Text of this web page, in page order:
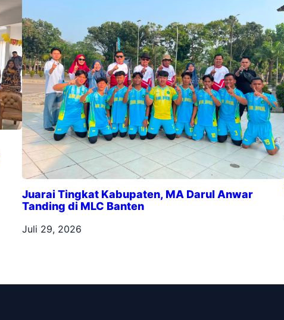
Juarai Tingkat Kabupaten, MA Darul Anwar
Tanding di MLC Banten
Juli 29, 2026